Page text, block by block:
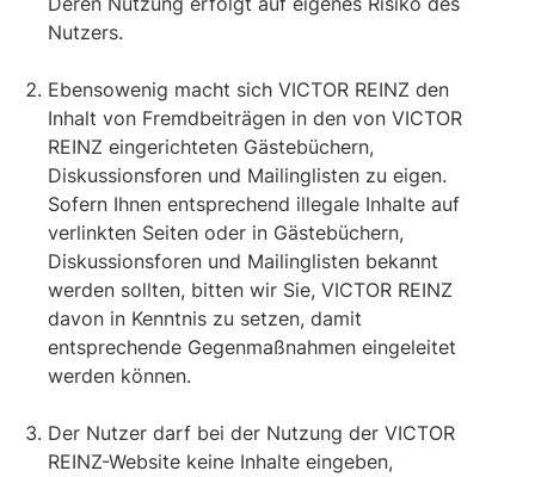
Nutzers.
Ebensowenig macht sich VICTOR REINZ den
Inhalt von Fremdbeiträgen in den von VICTOR
REINZ eingerichteten Gästebüchern,
Diskussionsforen und Mailinglisten zu eigen.
Sofern Ihnen entsprechend illegale Inhalte auf
verlinkten Seiten oder in Gästebüchern,
Diskussionsforen und Mailinglisten bekannt
werden sollten, bitten wir Sie, VICTOR REINZ
davon in Kenntnis zu setzen, damit
entsprechende Gegenmaßnahmen eingeleitet
werden können.
Der Nutzer darf bei der Nutzung der VICTOR
REINZ-Website keine Inhalte eingeben,